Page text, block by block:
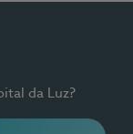
da Luz?